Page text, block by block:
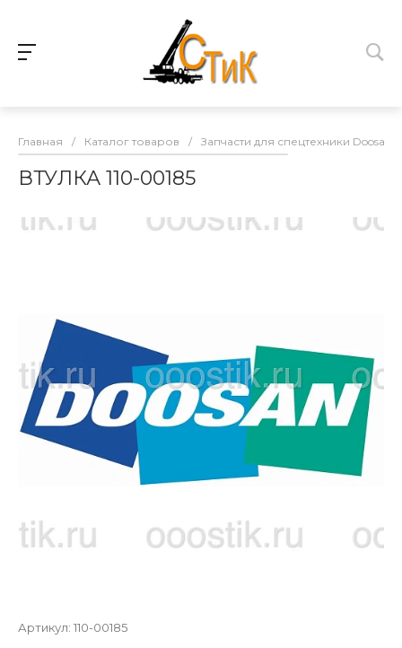
Главная / Каталог товаров / Запчасти для спецтехники Doosan
ВТУЛКА 110-00185
Артикул: 110-00185